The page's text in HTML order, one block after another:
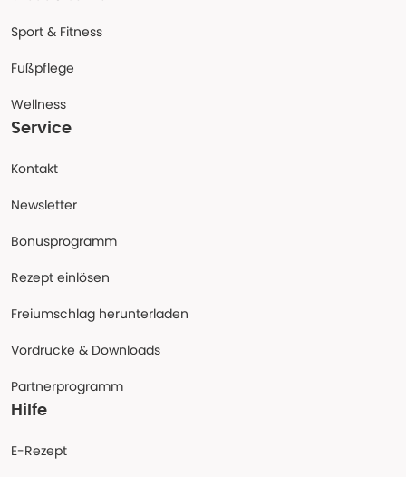
Sport & Fitness
Fußpflege
Wellness
Service
Kontakt
Newsletter
Bonusprogramm
Rezept einlösen
Freiumschlag herunterladen
Vordrucke & Downloads
Partnerprogramm
Hilfe
E-Rezept